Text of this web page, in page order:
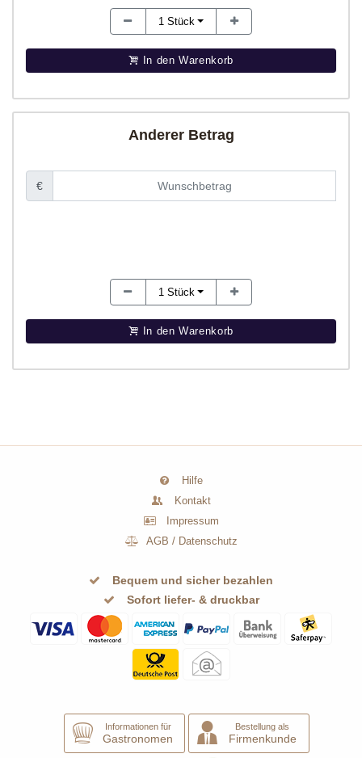
1 Stück
In den Warenkorb
Anderer Betrag
€
1 Stück
In den Warenkorb
Hilfe
Kontakt
Impressum
AGB / Datenschutz
Bequem und sicher bezahlen
Sofort liefer- & druckbar
Informationen für
Gastronomen
Bestellung als
Firmenkunde